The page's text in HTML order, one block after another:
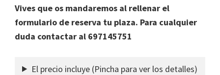
Vives que os mandaremos al rellenar el
formulario de reserva tu plaza. Para cualquier
duda contactar al 697145751
El precio incluye (Pincha para ver los detalles)